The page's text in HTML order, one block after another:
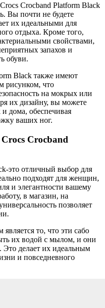
Crocband Platform Black
Вы почти не будете
их идеальными для
отдыха. Кроме того,
свойствами,
запахов и
обуви.
Black также имеют
рисунком, что
на мокрых или
их дизайну, вы можете
и дома, обеспечивая
ваших ног.
Crocband
это отличный выбор для
подходят для женщин,
и элегантности вашему
в магазин, на
позволяет
то, что эти сабо
их водой с мылом, и они
Это делает их идеальным
и повседневного